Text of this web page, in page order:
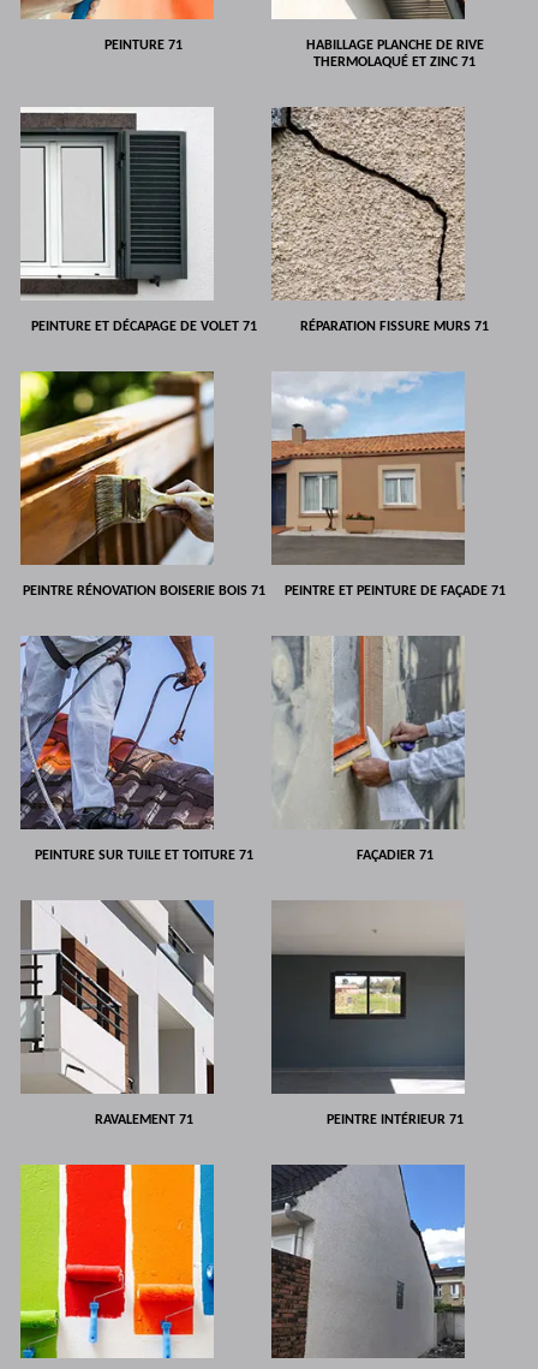
PEINTURE 71
HABILLAGE PLANCHE DE RIVE
THERMOLAQUÉ ET ZINC 71
PEINTURE ET DÉCAPAGE DE VOLET 71 RÉPARATION FISSURE MURS 71
PEINTRE RÉNOVATION BOISERIE BOIS 71 PEINTRE ET PEINTURE DE FAÇADE 71
PEINTURE SUR TUILE ET TOITURE 71 FAÇADIER 71
RAVALEMENT 71 PEINTRE INTÉRIEUR 71